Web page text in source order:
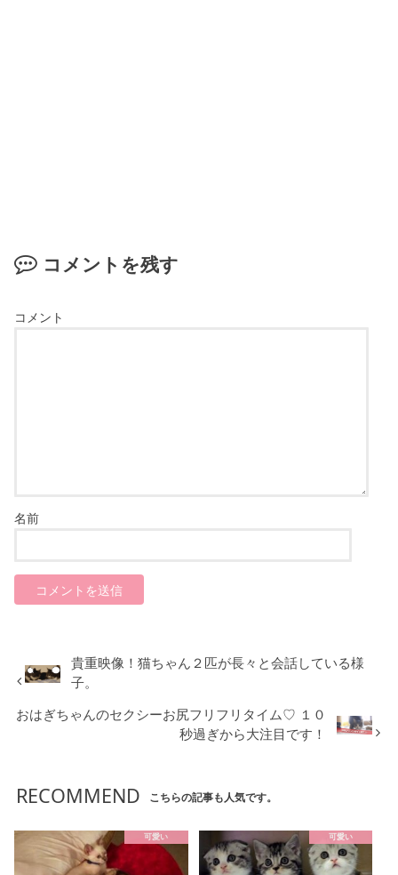
コメントを残す
コメント
名前
貴重映像！猫ちゃん２匹が長々と会話している様
子。
おはぎちゃんのセクシーお尻フリフリタイム♡ １０
秒過ぎから大注目です！
RECOMMEND こちらの記事も人気です。
可愛い 可愛い